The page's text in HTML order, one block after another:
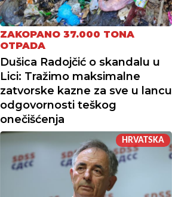
ZAKOPANO 37.000 TONA
OTPADA
Dušica Radojčić o skandalu u
Lici: Tražimo maksimalne
zatvorske kazne za sve u lancu
odgovornosti teškog
onečišćenja
HRVATSKA